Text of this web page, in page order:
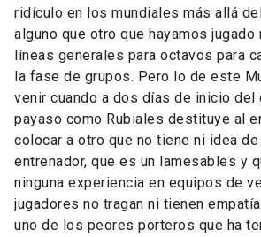
ridículo en los mundiales más allá
alguno que otro que hayamos jugado
líneas generales para octavos para
la fase de grupos. Pero lo de este
venir cuando a dos días de inicio del
payaso como Rubiales destituye al
colocar a otro que no tiene ni idea
entrenador, que es un lamesables y
ninguna experiencia en equipos de
jugadores no tragan ni tienen
uno de los peores porteros que ha